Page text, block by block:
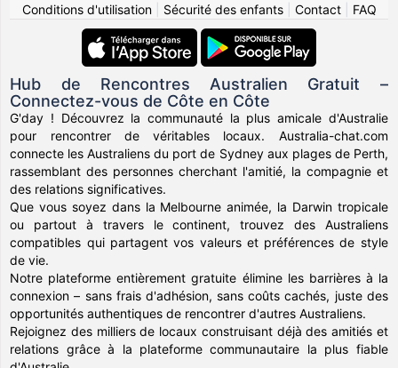
Conditions d'utilisation| Sécurité des enfants| Contact| FAQ
Hub de Rencontres Australien Gratuit –
Connectez-vous de Côte en Côte
G'day ! Découvrez la communauté la plus amicale d'Australie
pour rencontrer de véritables locaux. Australia-chat.com
connecte les Australiens du port de Sydney aux plages de Perth,
rassemblant des personnes cherchant l'amitié, la compagnie et
des relations significatives.
Que vous soyez dans la Melbourne animée, la Darwin tropicale
ou partout à travers le continent, trouvez des Australiens
compatibles qui partagent vos valeurs et préférences de style
de vie.
Notre plateforme entièrement gratuite élimine les barrières à la
connexion – sans frais d'adhésion, sans coûts cachés, juste des
opportunités authentiques de rencontrer d'autres Australiens.
Rejoignez des milliers de locaux construisant déjà des amitiés et
relations grâce à la plateforme communautaire la plus fiable